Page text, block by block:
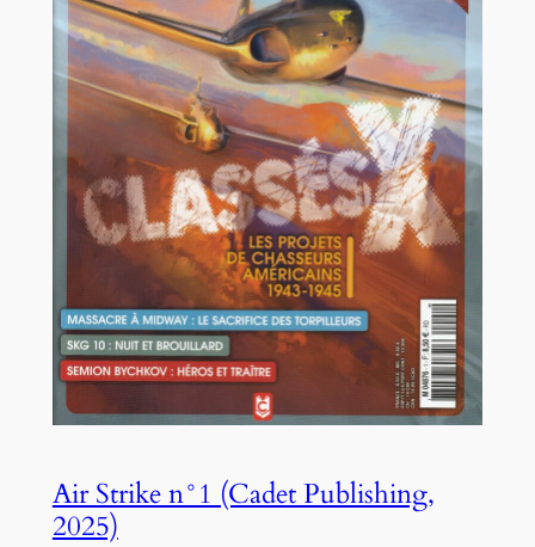
Air Strike n°1 (Cadet Publishing,
2025)